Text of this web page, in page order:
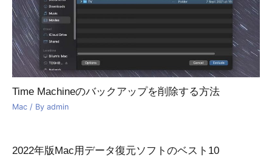
Time Machineのバックアップを削除する方法
Mac / By admin
2022年版Mac用データ復元ソフトのベスト10